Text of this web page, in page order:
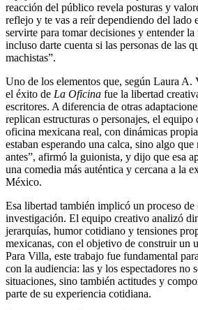
reacción del público revela posturas y
reflejo y te vas a reír dependiendo del lado
servirte para tomar decisiones y entender
incluso darte cuenta si las personas de las
machistas”.
Uno de los elementos que, según Laura A.
el éxito de La Oficina fue la libertad
escritores. A diferencia de otras
replican estructuras o personajes, el equipo
oficina mexicana real, con dinámicas
estaban esperando una calca, sino algo
antes”, afirmó la guionista, y dijo que esa
una comedia más auténtica y cercana a la
México.
Esa libertad también implicó un proceso de
investigación. El equipo creativo analizó
jerarquías, humor cotidiano y tensiones
mexicanas, con el objetivo de construir un
Para Villa, este trabajo fue fundamental
con la audiencia: las y los espectadores no
situaciones, sino también actitudes y
parte de su experiencia cotidiana.